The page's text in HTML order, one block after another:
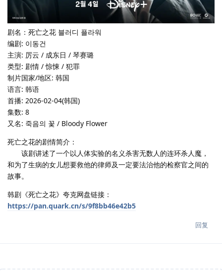
剧名：死亡之花 블러디 플라워
编剧: 이동건
主演: 厉云 / 成东日 / 琴赛璐
类型: 剧情 / 惊悚 / 犯罪
制片国家/地区: 韩国
语言: 韩语
首播: 2026-02-04(韩国)
集数: 8
又名: 죽음의 꽃 / Bloody Flower
死亡之花的剧情简介：
该剧讲述了一个以人体实验的名义杀害无数人的连环杀人魔，
和为了生病的女儿想要救他的律师及一定要法治他的检察官之间的
故事。
韩剧《死亡之花》夸克网盘链接：
https://pan.quark.cn/s/9f8bb46e42b5
回复